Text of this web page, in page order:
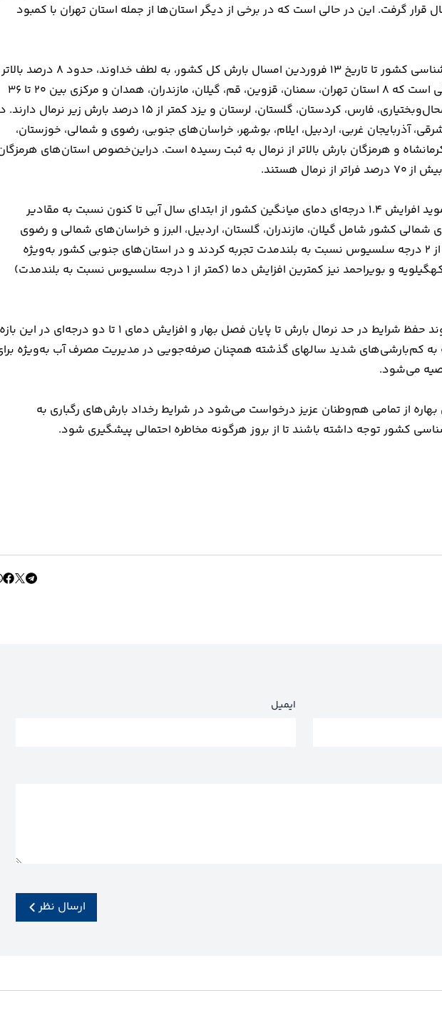
قرار گرفت. این در حالی است که در برخی از دیگر استان‌ها از جمله استان تهران با کمبود
بر اساس آخرین اطلاعات سازمان هواشناسی کشور تا تاریخ 13 فروردین امسال بارش کل کشور، به لطف خداوند، حدود 8 درصد بالاتر
از نرمال گزارش شده است. این در حالی است که 8 استان تهران، سمنان، قزوین، قم، گیلان، مازندران، همدان و مرکزی بین 20 تا 36
درصد و 8 استان اصفهان، البرز، چهارمحال‌وبختیاری، فارس، کردستان، گلستان، لرستان و یزد کمتر از 15 درصد بارش زیر نرمال
آذربایجان غربی، اردبیل، ایلام، بوشهر، خراسان‌های جنوبی، رضوی و شمالی، خوزستان،
و هرمزگان بارش بالاتر از نرمال به ثبت رسیده است. دراین‌خصوص استان‌های
هستند.
آخرین وضعیت دمایی هم در کشور موید افرایش 1.4 درجه‌ای دمای میانگین کشور از ابتدای سال آبی تا کنون نسبت به مقادیر
کشور شامل گیلان، مازندران، گلستان، اردبیل، البرز و خراسان‌های شمالی و رضوی
بیشترین افزایش دما را با مقدار بیش از 2 درجه سلسیوس نسبت به بلندمدت تجربه کردند و در استان‌های جنوبی کشور به‌ویژه
هرمزگان، فارس، خوزستان، بوشهر و کهگیلویه و بویراحمد نیز کمترین افزایش دما (کمتر از 1 درجه سلسیوس نسبت به بلندمدت)
آخرین نقشه‌های هواشناسی نیز بر روند حفظ شرایط در حد نرمال بارش تا پایان فصل بهار و افزایش دمای 1 تا دو درجه‌ای در این بازه
به کم‌بارشی‌های شدید سالهای گذشته همچنان صرفه‌جویی در مدیریت مصرف آب به‌ویژه
می‌شود.
از تمامی هم‌وطنان عزیز درخواست می‌شود در شرایط رخداد بارش‌های رگباری به
کشور توجه داشته باشند تا از بروز هرگونه مخاطره احتمالی پیشگیری شود.
ایمیل
ارسال نظر